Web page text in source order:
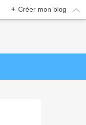
+ Créer mon blog